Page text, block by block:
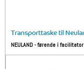
Transporttaske til
NEULAND - førende i